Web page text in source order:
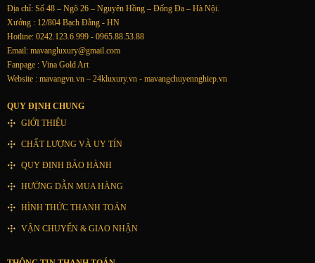
Địa chỉ: Số 48 – Ngõ 26 – Nguyên Hồng – Đống Đa – Hà Nội.
Xưởng : 12/804 Bạch Đằng - HN
Hotline: 0242.123.6.999 - 0965.88.53.88
Email: mavangluxury@gmail.com
Fanpage : Vina Gold Art
Website : mavangvn.vn – 24kluxury.vn - mavangchuyennghiep.vn
QUY ĐỊNH CHUNG
GIỚI THIỆU
CHẤT LƯỢNG VÀ UY TÍN
QUY ĐỊNH BẢO HÀNH
HƯỚNG DẪN MUA HÀNG
HÌNH THỨC THANH TOÁN
VẬN CHUYỂN & GIAO NHẬN